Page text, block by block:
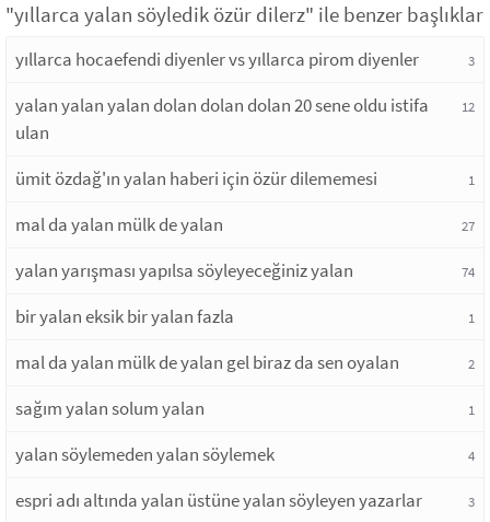
"yıllarca yalan söyledik özür dilerz" ile benzer başlıklar
yıllarca hocaefendi diyenler vs yıllarca pirom diyenler 3
yalan yalan yalan dolan dolan dolan 20 sene oldu istifa
ulan
12
ümit özdağ'ın yalan haberi için özür dilememesi 1
mal da yalan mülk de yalan 27
yalan yarışması yapılsa söyleyeceğiniz yalan 74
bir yalan eksik bir yalan fazla 1
mal da yalan mülk de yalan gel biraz da sen oyalan 2
sağım yalan solum yalan 1
yalan söylemeden yalan söylemek 4
espri adı altında yalan üstüne yalan söyleyen yazarlar 3